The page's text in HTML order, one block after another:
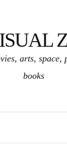
arts, space,
books